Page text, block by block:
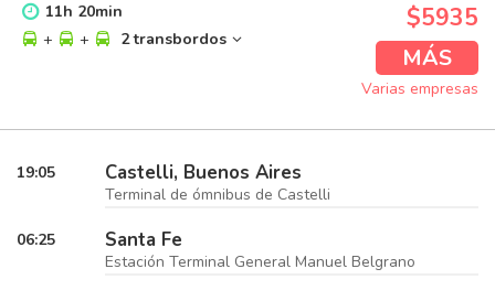
11h 20min
+
+ 2 transbordos
$5935
MÁS
Varias empresas
19:05 Castelli, Buenos Aires
Terminal de ómnibus de Castelli
06:25 Santa Fe
Estación Terminal General Manuel Belgrano